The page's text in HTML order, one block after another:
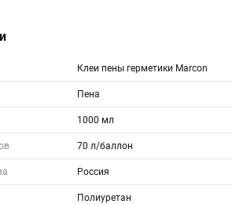
Клеи пены герметики Marcon
Пена
1000 мл
70 л/баллон
Россия
Полиуретан